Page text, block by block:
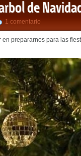
de
1 comentario
prepararnos para las